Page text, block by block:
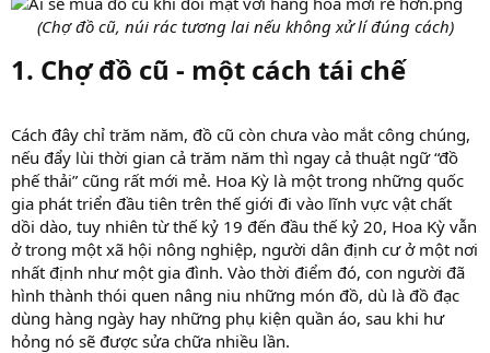
(Chợ đồ cũ, núi rác tương lai nếu không xử lí đúng cách)
1. Chợ đồ cũ - một cách tái chế​
Cách đây chỉ trăm năm, đồ cũ còn chưa vào mắt công chúng,
nếu đẩy lùi thời gian cả trăm năm thì ngay cả thuật ngữ “đồ
phế thải” cũng rất mới mẻ. Hoa Kỳ là một trong những quốc
gia phát triển đầu tiên trên thế giới đi vào lĩnh vực vật chất
dồi dào, tuy nhiên từ thế kỷ 19 đến đầu thế kỷ 20, Hoa Kỳ vẫn
ở trong một xã hội nông nghiệp, người dân định cư ở một nơi
nhất định như một gia đình. Vào thời điểm đó, con người đã
hình thành thói quen nâng niu những món đồ, dù là đồ đạc
dùng hàng ngày hay những phụ kiện quần áo, sau khi hư
hỏng nó sẽ được sửa chữa nhiều lần.